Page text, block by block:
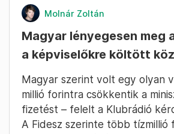
A Nemzeti
Hivatalról Magyar azt mondta,
terv is, hogy beépüljön meglévő
intézményekbe, de a többség
hogy önálló intézmény legyen
leggyorsabban”, ahogy az
abban bízik, hogy ez segíteni
függetlenné váló